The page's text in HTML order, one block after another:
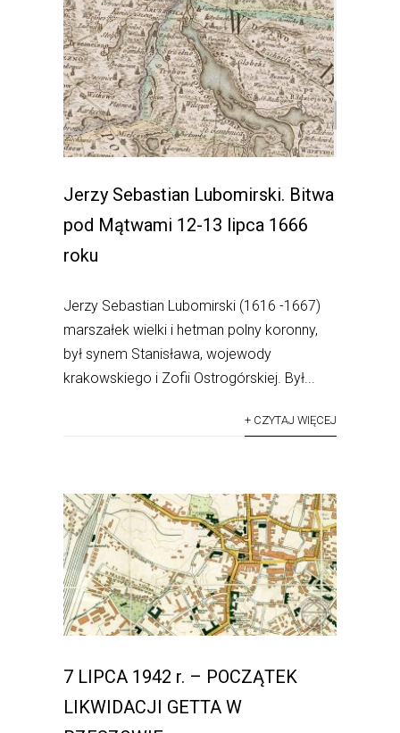
Jerzy Sebastian Lubomirski. Bitwa
pod Mątwami 12-13 lipca 1666
roku
Jerzy Sebastian Lubomirski (1616 -1667)
marszałek wielki i hetman polny koronny,
był synem Stanisława, wojewody
krakowskiego i Zofii Ostrogórskiej. Był...
+ CZYTAJ WIĘCEJ
7 LIPCA 1942 r. – POCZĄTEK
LIKWIDACJI GETTA W